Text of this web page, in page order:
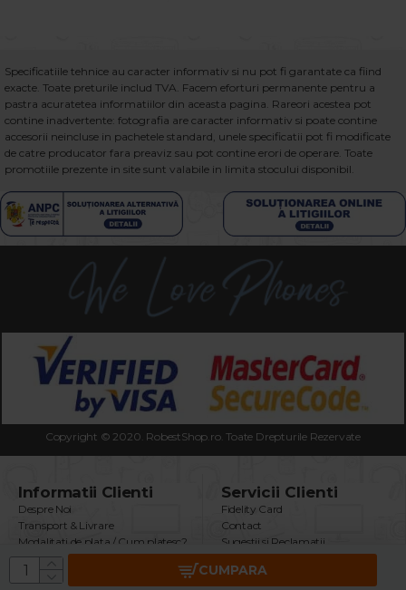
CUMPARA
Specificatiile tehnice au caracter informativ si nu pot fi garantate ca fiind
exacte. Toate preturile includ TVA. Facem eforturi permanente pentru a
pastra acuratetea informatiilor din aceasta pagina. Rareori acestea pot
contine inadvertente: fotografia are caracter informativ si poate contine
accesorii neincluse in pachetele standard, unele specificatii pot fi modificate
de catre producator fara preaviz sau pot contine erori de operare. Toate
promotiile prezente in site sunt valabile in limita stocului disponibil.
Copyright © 2020. RobestShop.ro. Toate Drepturile Rezervate
Informatii Clienti
Despre Noi
Transport & Livrare
Modalitati de plata / Cum platesc?
Termeni & Conditii
Politica Confidentialitate
Servicii Clienti
Fidelity Card
Contact
Sugestii si Reclamatii
Intrebari Frecvente
Returnare Produs